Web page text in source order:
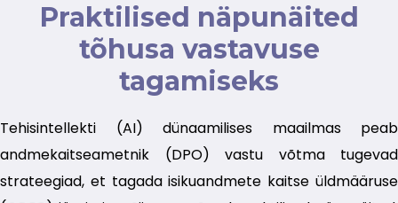
Praktilised näpunäited
tõhusa vastavuse
tagamiseks
Tehisintellekti (AI) dünaamilises maailmas peab
andmekaitseametnik (DPO) vastu võtma tugevad
strateegiad, et tagada isikuandmete kaitse üldmääruse